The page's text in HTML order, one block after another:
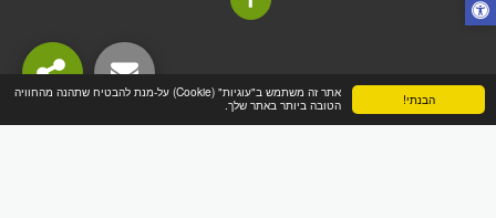
הבנתי!
אתר זה משתמש ב"עוגיות" (Cookie) על-מנת להבטיח שתהנה מהחוויה
הטובה ביותר באתר שלך.